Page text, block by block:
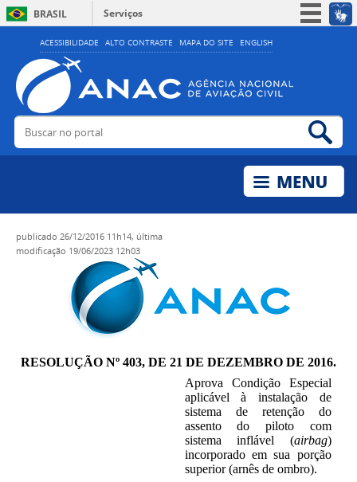
ACESSIBILIDADE ALTO CONTRASTE MAPA DO SITE ENGLISH
BRASIL
Serviços
Simplifique!
Acesso à informação
Legislação
Buscar no portal
publicado 26/12/2016 11h14, última
modificação 19/06/2023 12h03
RESOLUÇÃO Nº 403, DE 21 DE DEZEMBRO DE 2016.
Aprova Condição Especial
aplicável à instalação de
sistema de retenção do
assento do piloto com
sistema inflável (airbag)
incorporado em sua porção
superior (arnês de ombro).